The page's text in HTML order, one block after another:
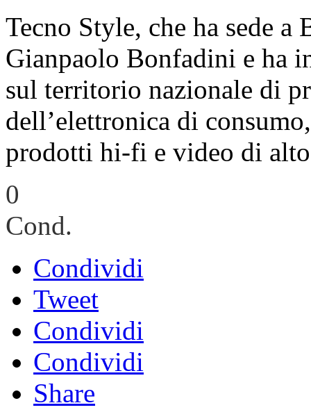
Tecno Style, che ha sede a
Gianpaolo Bonfadini e ha
sul territorio nazionale di
dell’elettronica di
prodotti hi-fi e video di
0
Cond.
Condividi
Tweet
Condividi
Condividi
Share